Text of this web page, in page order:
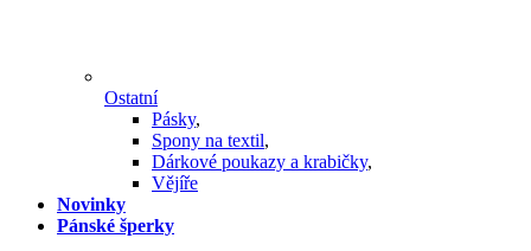
Ostatní
Pásky,
Spony na textil,
Dárkové poukazy a krabičky,
Vějíře
Novinky
Pánské šperky